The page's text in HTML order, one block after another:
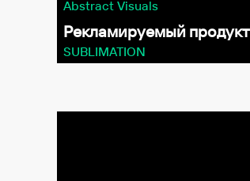
Abstract Visuals
Рекламируемый продукт
SUBLIMATION